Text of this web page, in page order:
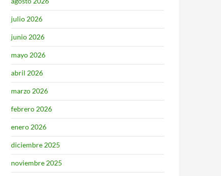
julio 2026
junio 2026
mayo 2026
abril 2026
marzo 2026
febrero 2026
enero 2026
diciembre 2025
noviembre 2025